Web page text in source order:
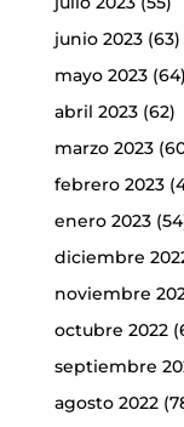
junio 2023(63)
mayo 2023(64)
abril 2023(62)
marzo 2023
febrero 2023
enero 2023
diciembre
noviembre
octubre 2022
septiembre
agosto 2022